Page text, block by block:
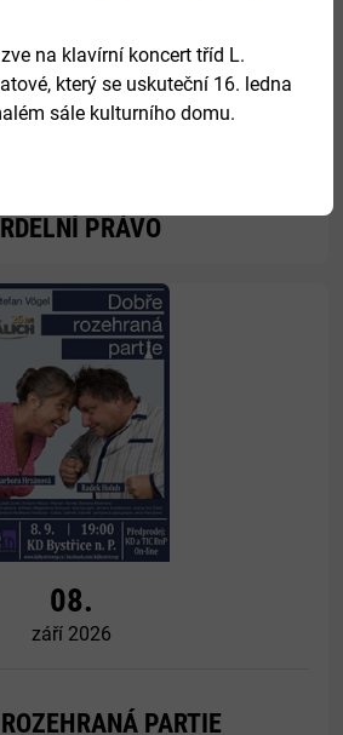
27.
PRÁVO
08.
září 2026
PARTIE
Více
na klavírní koncert tříd L.
který se uskuteční 16. ledna
sále kulturního domu.